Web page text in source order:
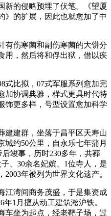
新的侵略预埋了伏笔。《望厦
》的扩展，因此也就愈加了中
伤寒菌和副伤寒菌的大饼分
用，然后将和俘出狱，借以疾
比拟，07式军服系列愈加完
加协调典雅，样式更具时代特
饰更多样，号型设置愈加科学
建群，坐落于昌平区天寿山
城约50公里，自永乐七年蒲月
竣事，历时230多年，共葬
、30余名妃嫔、1位寺人，是
年被列为世界文化遗产。
湾间商务茂盛，于是集资成
年1月擅从动工建筑淞沪铁。
车坐为起点，经老靶子场，过